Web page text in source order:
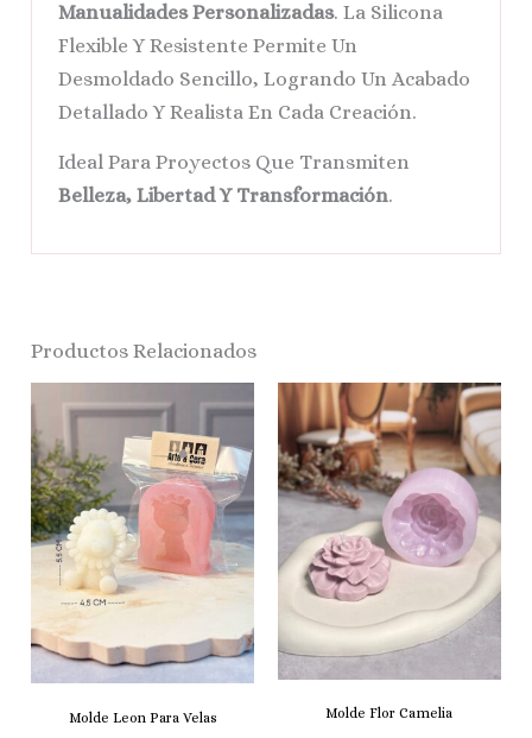
Manualidades Personalizadas. La Silicona
Flexible Y Resistente Permite Un
Desmoldado Sencillo, Logrando Un Acabado
Detallado Y Realista En Cada Creación.
Ideal Para Proyectos Que Transmiten
Belleza, Libertad Y Transformación.
Productos Relacionados
Molde Leon Para Velas
Molde Flor Camelia